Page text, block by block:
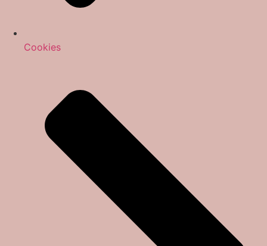
Cookies